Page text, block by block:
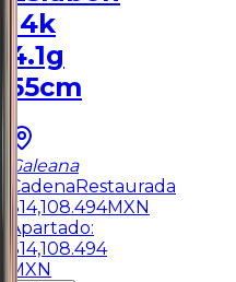
14k
4.1g
55cm
Galeana
Cadena Restaurada
$14,108.494MXN
Apartado:
$14,108.494
MXN